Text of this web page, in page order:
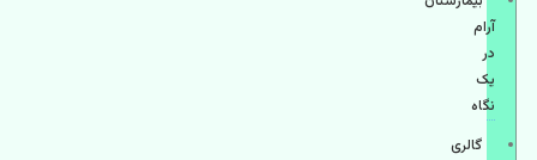
آرام
در
یک
نگاه
گالری